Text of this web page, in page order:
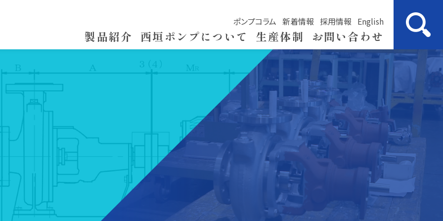
ポンプコラム 新着情報 採用情報 English
製品紹介 西垣ポンプについて 生産体制 お問い合わせ